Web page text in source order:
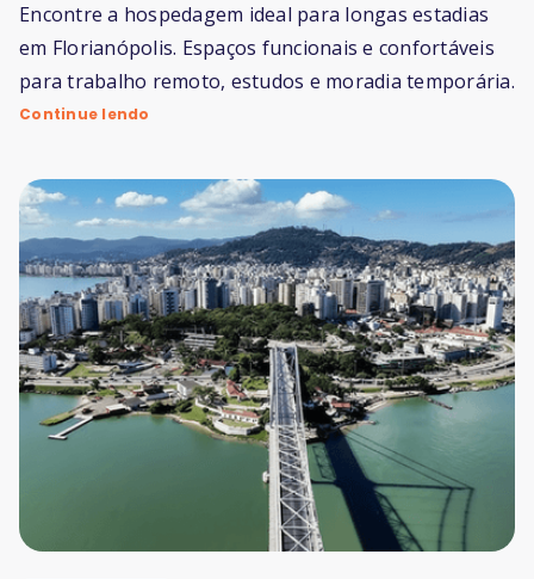
Encontre a hospedagem ideal para longas estadias
em Florianópolis. Espaços funcionais e confortáveis
para trabalho remoto, estudos e moradia temporária.
Continue lendo